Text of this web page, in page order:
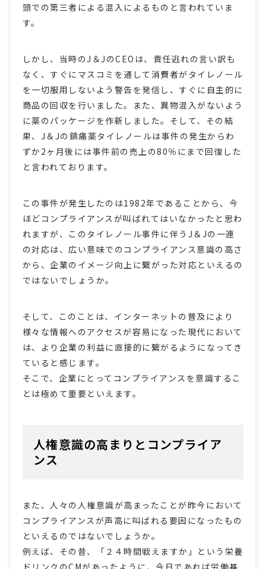
頭での第三者による混入によるものと言われていま
す。
しかし、当時のJ＆JのCEOは、責任逃れの言い訳も
なく、すぐにマスコミを通して消費者がタイレノール
を一切服用しないよう警告を発信し、すぐに自主的に
商品の回収を行いました。また、異物混入がないよう
に薬のパッケージを作新しました。そして、その結
果、J＆Jの鎮痛薬タイレノールは事件の発生からわ
ずか2ヶ月後には事件前の売上の80％にまで回復した
と言われております。
この事件が発生したのは1982年であることから、今
ほどコンプライアンスが叫ばれてはいなかったと思わ
れますが、このタイレノール事件に伴うJ＆Jの一連
の対応は、広い意味でのコンプライアンス意識の高さ
から、企業のイメージ向上に繋がった対応といえるの
ではないでしょうか。
そして、このことは、インターネットの普及により
様々な情報へのアクセスが容易になった現代において
は、より企業の利益に直接的に繋がるようになってき
ていると感じます。
そこで、企業にとってコンプライアンスを意識するこ
とは極めて重要といえます。
人権意識の高まりとコンプライア
ンス
また、人々の人権意識が高まったことが昨今において
コンプライアンスが声高に叫ばれる要因になったもの
といえるのではないでしょうか。
例えば、その昔、「２４時間戦えますか」という栄養
ドリンクのCMがあったように、今日であれば労働基